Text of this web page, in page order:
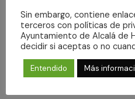
Sin embargo, contiene
terceros con políticas de
Ayuntamiento de Alcalá de
decidir si aceptas o no
Entendido Más